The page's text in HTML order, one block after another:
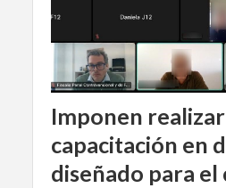
Imponen
capacitación en
diseñado para el